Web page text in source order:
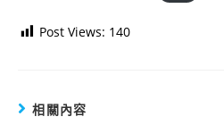
Post Views: 140
相關內容